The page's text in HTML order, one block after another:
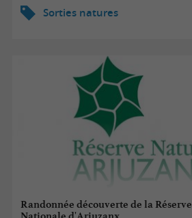
Sorties natures
Randonnée découverte de la